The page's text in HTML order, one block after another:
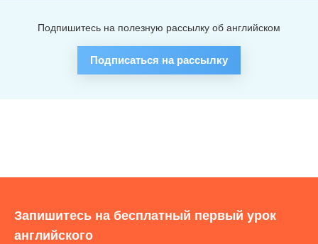
Подпишитесь на полезную рассылку об английском
Подписаться на рассылку
Запишитесь на бесплатный первый урок
английского